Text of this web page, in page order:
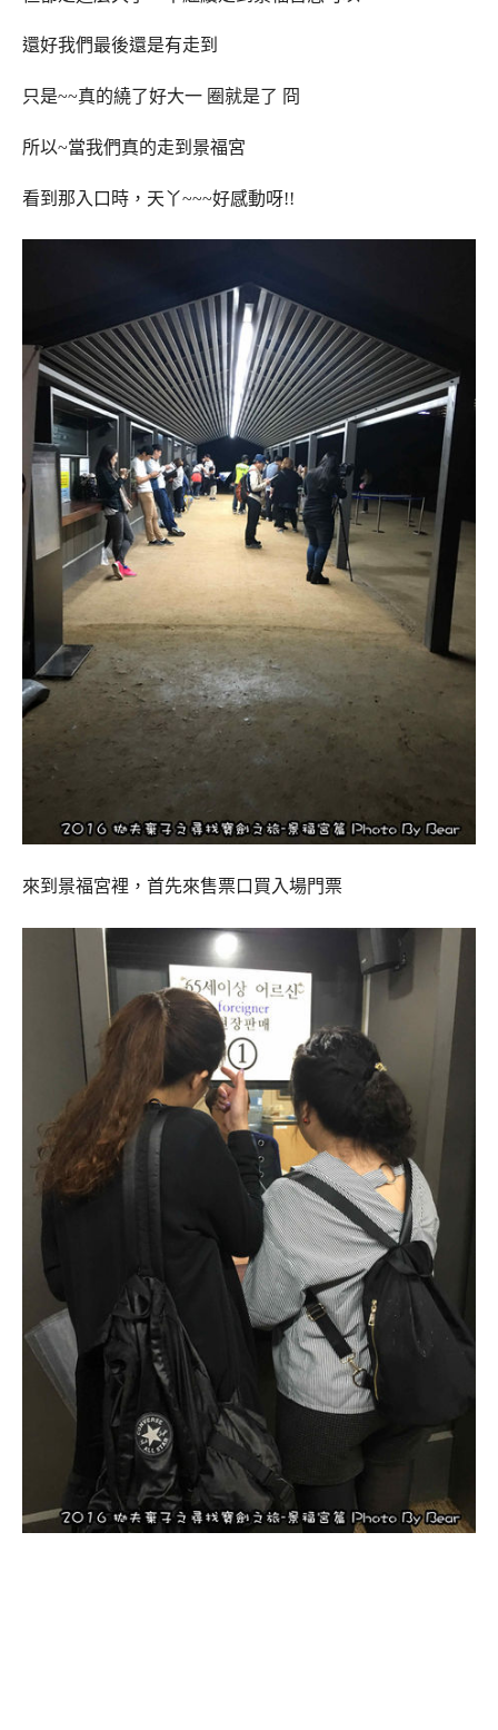
還好我們最後還是有走到
只是~~真的繞了好大一 圈就是了 冏
所以~當我們真的走到景福宮
看到那入口時，天丫~~~好感動呀!!
來到景福宮裡，首先來售票口買入場門票